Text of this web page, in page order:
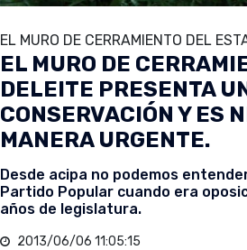
EL MURO DE CERRAMIENTO DEL
EL MURO DE
DELEITE PRESENTA
CONSERVACIÓN Y ES
MANERA URGENTE.
Desde acipa no podemos
Partido Popular cuando era
años de legislatura.
2013/06/06 11:05:15